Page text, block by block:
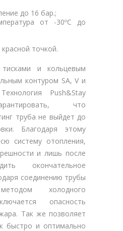
до 16 бар.;
от -30ºC до
точкой.
тисками и кольцевым
контуром SA, V и
Push&Stay
что
труба не выйдет до
Благодаря этому
систему отопления,
и лишь после
окончательное
соединению трубы
холодного
опасность
Так же позволяет
быстро и оптимально